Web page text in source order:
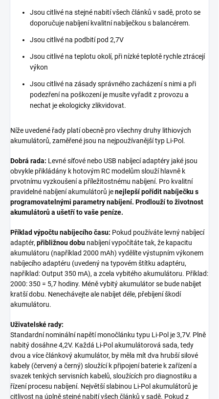
Jsou citlivé na stejné nabití všech článků v sadě, proto se
doporučuje nabíjení kvalitní nabíječkou s balancérem.
Jsou citlivé na podbití pod 2,7V
Jsou citlivé na teplotu okolí, při nízké teplotě rychle ztrácejí
výkon
Jsou citlivé na zásady správného zacházení s nimi a při
podezření na poškození je musíte vyřadit z provozu a
nechat je ekologicky zlikvidovat.
Níže uvedené řady platí obecně pro všechny druhy lithiových
akumulátorů, zaměřené jsou na nejpoužívanější typ Li-Pol.
Dobrá rada: Levné síťové nebo USB nabíjecí adaptéry jaké jsou
obvykle přikládány k hotovým RC modelům slouží hlavně k
prvotnímu vyzkoušení a příležitostnému nabíjení. Pro kvalitní
pravidelné nabíjení akumulátorů jenejlepší pořídit nabíječku s
programovatelnými parametry nabíjení. Prodlouží to životnost
akumulátorů a ušetří to vaše peníze.
Příklad výpočtu nabíjecího času: Pokud používáte levný nabíjecí
adaptér, přibližnou dobu nabíjení vypočítáte tak, že kapacitu
akumulátoru (například 2000 mAh) vydělíte výstupním výkonem
nabíjecího adaptéru (uvedený na typovém štítku adaptéru,
například: Output 350 mA), a zcela vybitého akumulátoru. Příklad:
2000: 350 = 5,7 hodiny. Méně vybitý akumulátor se bude nabíjet
kratší dobu. Nenechávejte ale nabíjet déle, přebíjení škodí
akumulátoru.
Uživatelské rady:
Standardní nominální napětí monočlánku typu Li-Pol je 3,7V. Plně
nabitý dosáhne 4,2V. Každá Li-Pol akumulátorová sada, tedy
dvou a více článkový akumulátor, by měla mít dva hrubší silové
kabely (červený a černý) sloužící k připojení baterie k zařízení a
svazek tenkých servisních kabelů, sloužících pro diagnostiku a
řízení procesu nabíjení. Největší slabinou Li-Pol akumulátorů je
citlivost na úplně stejné nabití všech článků v sadě. Pokud z